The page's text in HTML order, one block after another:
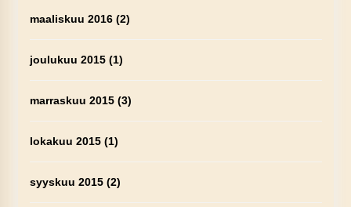
maaliskuu 2016(2)
joulukuu 2015(1)
marraskuu 2015(3)
lokakuu 2015(1)
syyskuu 2015(2)